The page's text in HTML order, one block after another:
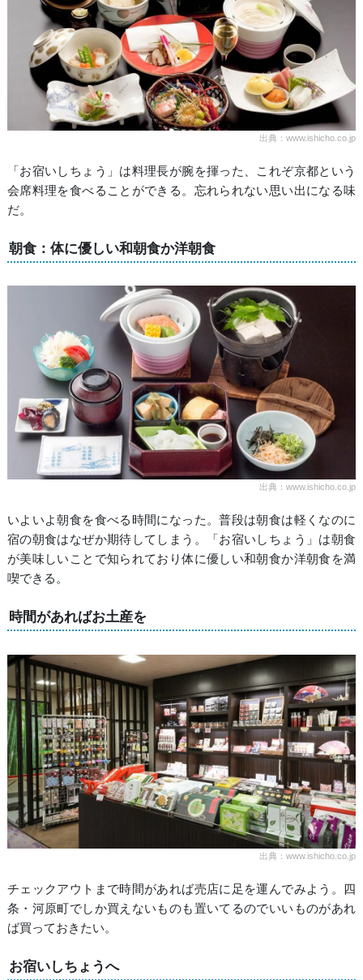
出典：www.ishicho.co.jp
「お宿いしちょう」は料理長が腕を揮った、これぞ京都という
会席料理を食べることができる。忘れられない思い出になる味
だ。
朝食：体に優しい和朝食か洋朝食
出典：www.ishicho.co.jp
いよいよ朝食を食べる時間になった。普段は朝食は軽くなのに
宿の朝食はなぜか期待してしまう。「お宿いしちょう」は朝食
が美味しいことで知られており体に優しい和朝食か洋朝食を満
喫できる。
時間があればお土産を
出典：www.ishicho.co.jp
チェックアウトまで時間があれば売店に足を運んでみよう。四
条・河原町でしか買えないものも置いてるのでいいものがあれ
ば買っておきたい。
お宿いしちょうへ